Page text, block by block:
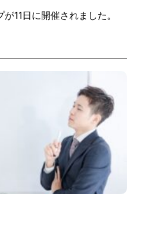
11日に開催されました。